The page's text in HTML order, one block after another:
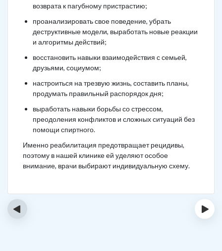
возврата к пагубному пристрастию;
проанализировать свое поведение, убрать
деструктивные модели, выработать новые реакции
и алгоритмы действий;
восстановить навыки взаимодействия с семьей,
друзьями, социумом;
настроиться на трезвую жизнь, составить планы,
продумать правильный распорядок дня;
выработать навыки борьбы со стрессом,
преодоления конфликтов и сложных ситуаций без
помощи спиртного.
Именно реабилитация предотвращает рецидивы,
поэтому в нашей клинике ей уделяют особое
внимание, врачи выбирают индивидуальную схему.
‹ ›